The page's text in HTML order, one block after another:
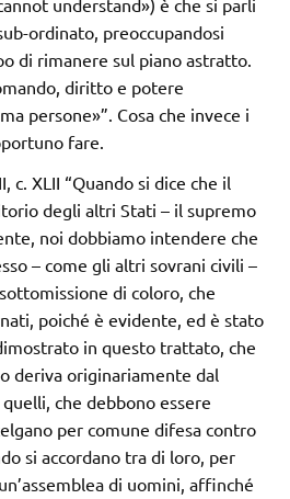
understand») è che si parli
ordinato, preoccupandosi
di rimanere sul piano astratto.
diritto e potere
persone»”. Cosa che invece i
fare.
c. XLII “Quando si dice che il
degli altri Stati – il supremo
noi dobbiamo intendere che
– come gli altri sovrani civili –
di coloro, che
poiché è evidente, ed è stato
in questo trattato, che
deriva originariamente dal
che debbono essere
per comune difesa contro
si accordano tra di loro, per
di uomini, affinché